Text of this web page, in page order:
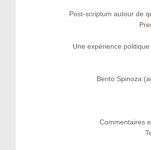
Post-scriptum autour de
Une expérience
Bento Spinoza
Commentaires